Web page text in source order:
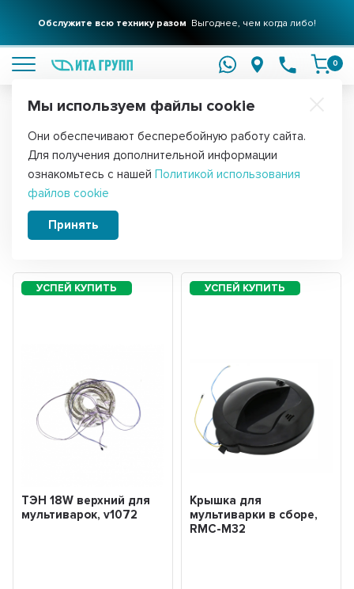
Обслужите всю технику разом Выгоднее, чем когда либо!
0
Главная Запчасти для мелкой бытовой техники
Запчасти для мультиварок
Сортировать:
ТЭН 18W верхний для
мультиварок, v1072
Крышка для
мультиварки в сборе,
RMC-M32
Мы используем файлы cookie
Они обеспечивают бесперебойную работу сайта.
Для получения дополнительной информации
ознакомьтесь с нашей Политикой использования
файлов cookie
Принять